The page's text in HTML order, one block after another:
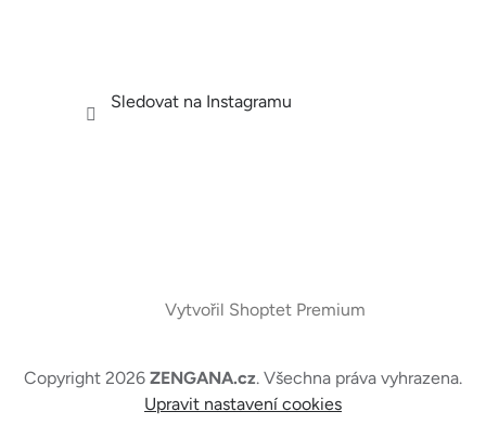
Sledovat na Instagramu
Vytvořil Shoptet Premium
Copyright 2026 ZENGANA.cz. Všechna práva vyhrazena.
Upravit nastavení cookies